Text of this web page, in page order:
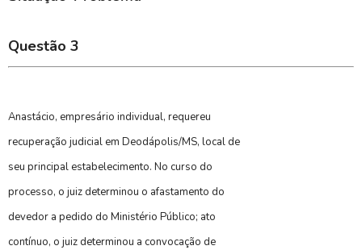
Questão 3
Anastácio, empresário individual, requereu
recuperação judicial em Deodápolis/MS, local de
seu principal estabelecimento. No curso do
processo, o juiz determinou o afastamento do
devedor a pedido do Ministério Público; ato
contínuo, o juiz determinou a convocação de